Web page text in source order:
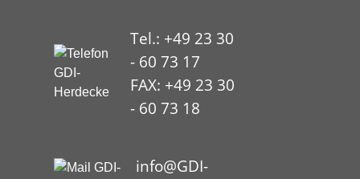
Tel.: +49 23 30
- 60 73 17
FAX: +49 23 30
- 60 73 18
info@GDI-